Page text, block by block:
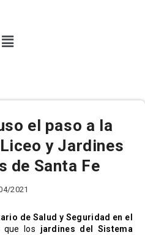
el paso a la
y Jardines
de Santa Fe
2021
de Salud y Seguridad en el
que los jardines del Sistema